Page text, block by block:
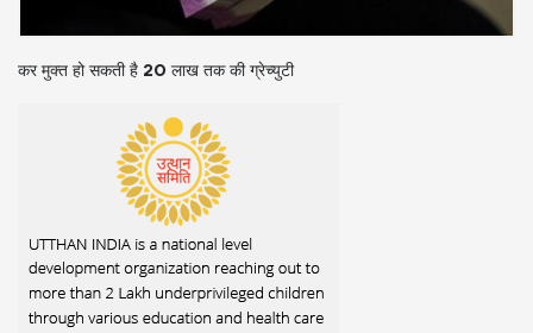
कर मुक्त हो सकती है 20 लाख तक की ग्रेच्युटी